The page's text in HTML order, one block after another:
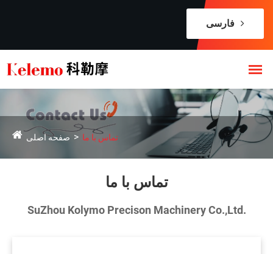
صفحه اصلی تماس با ما
تماس با ما
SuZhou Kolymo Precison Machinery Co.,Ltd.